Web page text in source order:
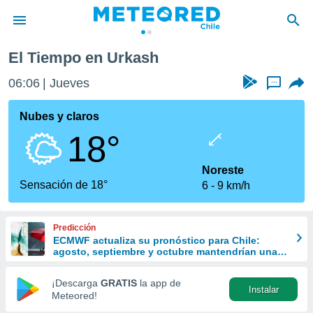
de
por
que se
calidad.
a este
las
y
forma
digital
basada
El Tiempo en Urkash
06:06 Jueves ...
Nubes y claros
18°
Sensación de 18°
Noreste
6
9 km/h
Predicción
ECMWF actualiza su pronóstico para Chile:
agosto, septiembre y octubre mantendrían una
¡Descarga GRATIS la app de
Meteored!
Instalar